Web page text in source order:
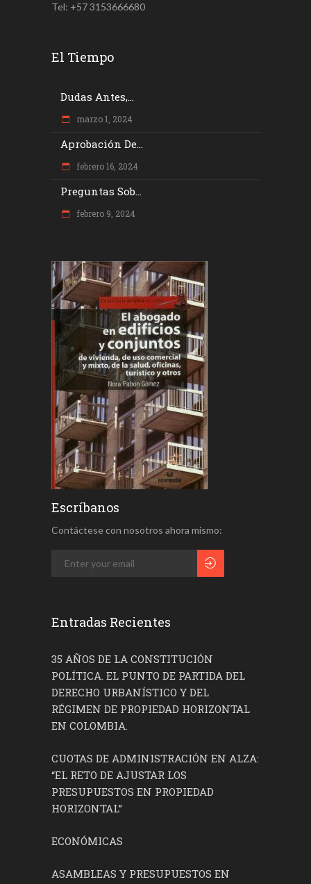
Tel: +57 3153666680
El Tiempo
Dudas Antes,...
marzo 1, 2024
Aprobación De...
febrero 16, 2024
Preguntas Sob...
febrero 9, 2024
Escríbanos
Contáctese con nosotros ahora mismo:
Entradas Recientes
35 AÑOS DE LA CONSTITUCIÓN
POLÍTICA. EL PUNTO DE PARTIDA DEL
DERECHO URBANÍSTICO Y DEL
RÉGIMEN DE PROPIEDAD HORIZONTAL
EN COLOMBIA.
CUOTAS DE ADMINISTRACIÓN EN ALZA:
“EL RETO DE AJUSTAR LOS
PRESUPUESTOS EN PROPIEDAD
HORIZONTAL”
ECONÓMICAS
ASAMBLEAS Y PRESUPUESTOS EN